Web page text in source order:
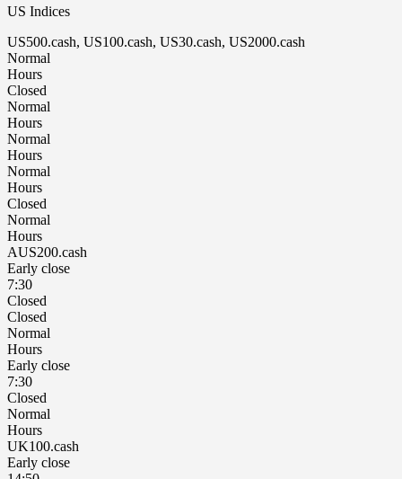
US Indices
US500.cash, US100.cash, US30.cash, US2000.cash
Normal
Hours
Closed
Normal
Hours
Normal
Hours
Normal
Hours
Closed
Normal
Hours
AUS200.cash
Early close
7:30
Closed
Closed
Normal
Hours
Early close
7:30
Closed
Normal
Hours
UK100.cash
Early close